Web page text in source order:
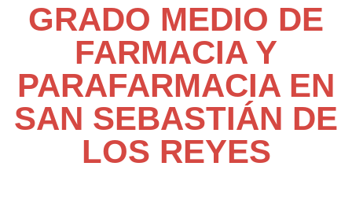
GRADO MEDIO DE
FARMACIA Y
PARAFARMACIA EN
SAN SEBASTIÁN DE
LOS REYES